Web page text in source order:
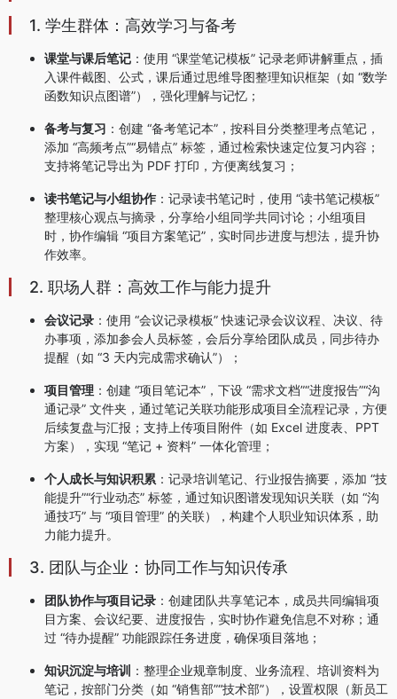
1. 学生群体：高效学习与备考
课堂与课后笔记 ：使用 “课堂笔记模板” 记录老师讲解重点，插
入课件截图、公式，课后通过思维导图整理知识框架（如 “数学
函数知识点图谱”），强化理解与记忆；
备考与复习 ：创建 “备考笔记本”，按科目分类整理考点笔记，
添加 “高频考点”“易错点” 标签，通过检索快速定位复习内容；
支持将笔记导出为 PDF 打印，方便离线复习；
读书笔记与小组协作 ：记录读书笔记时，使用 “读书笔记模板”
整理核心观点与摘录，分享给小组同学共同讨论；小组项目
时，协作编辑 “项目方案笔记”，实时同步进度与想法，提升协
作效率。
2. 职场人群：高效工作与能力提升
会议记录 ：使用 “会议记录模板” 快速记录会议议程、决议、待
办事项，添加参会人员标签，会后分享给团队成员，同步待办
提醒（如 “3 天内完成需求确认”）；
项目管理 ：创建 “项目笔记本”，下设 “需求文档”“进度报告”“沟
通记录” 文件夹，通过笔记关联功能形成项目全流程记录，方便
后续复盘与汇报；支持上传项目附件（如 Excel 进度表、PPT
方案），实现 “笔记 + 资料” 一体化管理；
个人成长与知识积累 ：记录培训笔记、行业报告摘要，添加 “技
能提升”“行业动态” 标签，通过知识图谱发现知识关联（如 “沟
通技巧” 与 “项目管理” 的关联），构建个人职业知识体系，助
力能力提升。
3. 团队与企业：协同工作与知识传承
团队协作与项目记录 ：创建团队共享笔记本，成员共同编辑项
目方案、会议纪要、进度报告，实时协作避免信息不对称；通
过 “待办提醒” 功能跟踪任务进度，确保项目落地；
知识沉淀与培训 ：整理企业规章制度、业务流程、培训资料为
笔记，按部门分类（如 “销售部”“技术部”），设置权限（新员工